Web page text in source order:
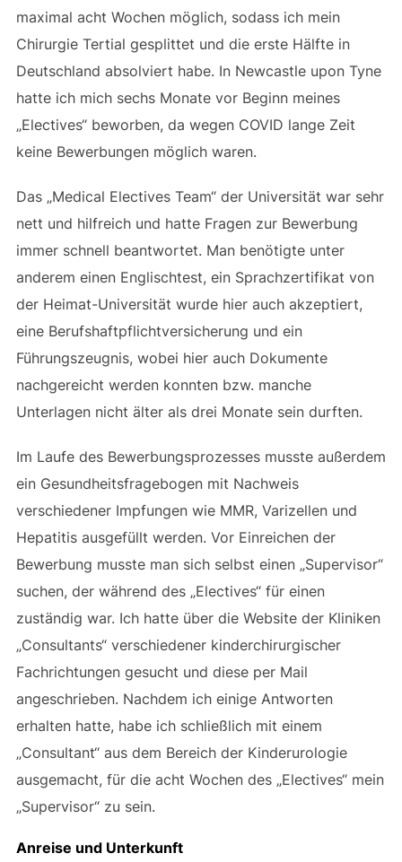
maximal acht Wochen möglich, sodass ich mein
Chirurgie Tertial gesplittet und die erste Hälfte in
Deutschland absolviert habe. In Newcastle upon Tyne
hatte ich mich sechs Monate vor Beginn meines
„Electives“ beworben, da wegen COVID lange Zeit
keine Bewerbungen möglich waren.
Das „Medical Electives Team“ der Universität war sehr
nett und hilfreich und hatte Fragen zur Bewerbung
immer schnell beantwortet. Man benötigte unter
anderem einen Englischtest, ein Sprachzertifikat von
der Heimat-Universität wurde hier auch akzeptiert,
eine Berufshaftpflichtversicherung und ein
Führungszeugnis, wobei hier auch Dokumente
nachgereicht werden konnten bzw. manche
Unterlagen nicht älter als drei Monate sein durften.
Im Laufe des Bewerbungsprozesses musste außerdem
ein Gesundheitsfragebogen mit Nachweis
verschiedener Impfungen wie MMR, Varizellen und
Hepatitis ausgefüllt werden. Vor Einreichen der
Bewerbung musste man sich selbst einen „Supervisor“
suchen, der während des „Electives“ für einen
zuständig war. Ich hatte über die Website der Kliniken
„Consultants“ verschiedener kinderchirurgischer
Fachrichtungen gesucht und diese per Mail
angeschrieben. Nachdem ich einige Antworten
erhalten hatte, habe ich schließlich mit einem
„Consultant“ aus dem Bereich der Kinderurologie
ausgemacht, für die acht Wochen des „Electives“ mein
„Supervisor“ zu sein.
Anreise und Unterkunft